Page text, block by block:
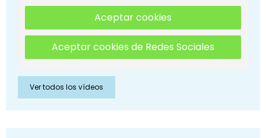
Aceptar cookies
Aceptar cookies de Redes Sociales
Ver todos los vídeos